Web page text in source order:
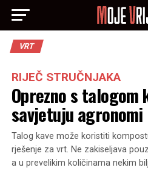
VRT
RIJEČ STRUČNJAKA
Oprezno s talogom
savjetuju agronomi
Talog kave može koristiti
rješenje za vrt. Ne zakiseljava
a u prevelikim količinama nekim